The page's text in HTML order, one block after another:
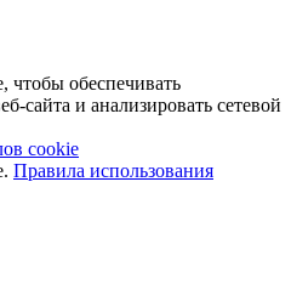
обеспечивать
сайта и анализировать сетевой
cookie
Правила использования